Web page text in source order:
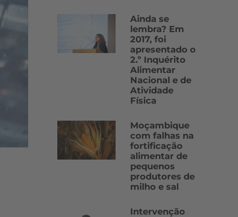
Ainda se
lembra? Em
2017, foi
apresentado o
2.º Inquérito
Alimentar
Nacional e de
Atividade
Física
Moçambique
com falhas na
fortificação
alimentar de
pequenos
produtores de
milho e sal
Intervenção